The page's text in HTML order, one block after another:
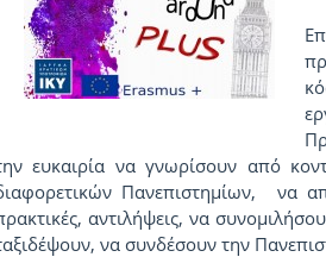
ευκαιρία να γνωρίσουν από
Πανεπιστημίων, να
αντιλήψεις, να
να συνδέσουν την